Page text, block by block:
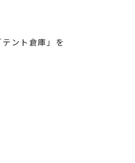
ント倉庫」を